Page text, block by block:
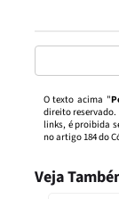
O texto acima "
direito
links, é proibida
no artigo 184 do
Veja